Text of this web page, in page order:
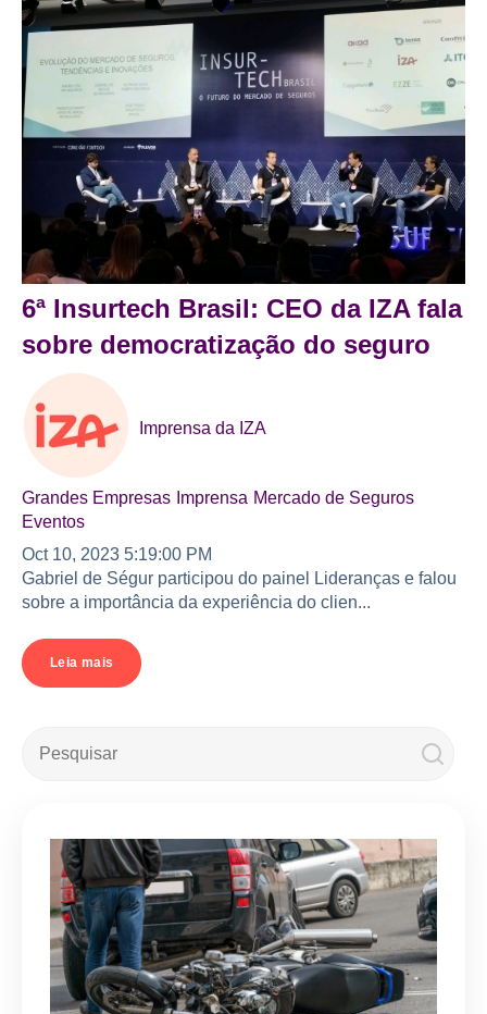
6ª Insurtech Brasil: CEO da IZA fala
sobre democratização do seguro
Imprensa da IZA
Grandes Empresas Imprensa Mercado de Seguros
Eventos
Oct 10, 2023 5:19:00 PM
Gabriel de Ségur participou do painel Lideranças e falou
sobre a importância da experiência do clien...
Leia mais
Este é um campo de pesquisa com recurso de sugestão